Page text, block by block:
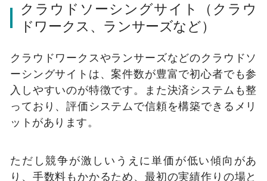
クラウドソーシングサイト（クラウ
ドワークス、ランサーズなど）
クラウドワークスやランサーズなどのクラウドソ
ーシングサイトは、案件数が豊富で初心者でも参
入しやすいのが特徴です。また決済システムも整
っており、評価システムで信頼を構築できるメリ
ットがあります。
ただし競争が激しいうえに単価が低い傾向があ
り、手数料もかかるため、最初の実績作りの場と